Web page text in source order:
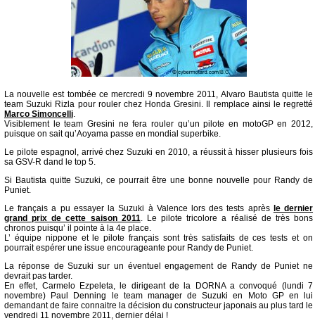
La nouvelle est tombée ce mercredi 9 novembre 2011, Alvaro Bautista quitte le
team Suzuki Rizla pour rouler chez Honda Gresini. Il remplace ainsi le regretté
Marco Simoncelli.
Visiblement le team Gresini ne fera rouler qu’un pilote en motoGP en 2012,
puisque on sait qu’Aoyama passe en mondial superbike.
Le pilote espagnol, arrivé chez Suzuki en 2010, a réussit à hisser plusieurs fois
sa GSV-R dand le top 5.
Si Bautista quitte Suzuki, ce pourrait être une bonne nouvelle pour Randy de
Puniet.
Le français a pu essayer la Suzuki à Valence lors des tests après le dernier
grand prix de cette saison 2011. Le pilote tricolore a réalisé de très bons
chronos puisqu’ il pointe à la 4e place.
L’ équipe nippone et le pilote français sont très satisfaits de ces tests et on
pourrait espérer une issue encourageante pour Randy de Puniet.
La réponse de Suzuki sur un éventuel engagement de Randy de Puniet ne
devrait pas tarder.
En effet, Carmelo Ezpeleta, le dirigeant de la DORNA a convoqué (lundi 7
novembre) Paul Denning le team manager de Suzuki en Moto GP en lui
demandant de faire connaitre la décision du constructeur japonais au plus tard le
vendredi 11 novembre 2011, dernier délai !